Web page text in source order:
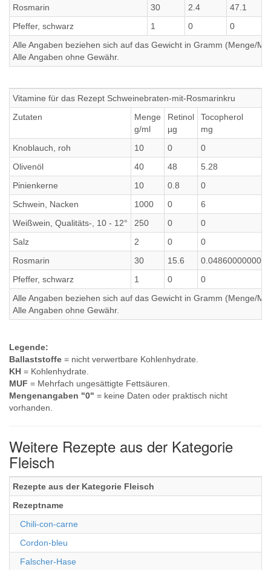
Rosmarin 30 2.4 47.1
Pfeffer, schwarz
1 0 0
Alle Angaben beziehen sich auf das Gewicht in Gramm (Menge/
Alle Angaben ohne Gewähr.
Vitamine für das Rezept Schweinebraten-mit-Rosmarinkru
Zutaten
Menge
g/ml
Retinol
µg
Tocopherol
mg
Knoblauch, roh
10 0
0
Olivenöl
40 48
5.28
Pinienkerne
10 0.8
0
Schwein, Nacken
1000 0
6
Weißwein, Qualitäts-, 10 - 12°
250 0
0
Salz
2 0
0
Rosmarin
30 15.6
Pfeffer, schwarz
1 0
0
Alle Angaben beziehen sich auf das Gewicht in Gramm (Menge/
Alle Angaben ohne Gewähr.
Legende:
Ballaststoffe = nicht verwertbare Kohlenhydrate.
KH = Kohlenhydrate.
MUF = Mehrfach ungesättigte Fettsäuren.
Mengenangaben "0" = keine Daten oder praktisch nicht
vorhanden.
Weitere Rezepte aus der Kategorie
Fleisch
Rezepte aus der Kategorie Fleisch
Rezeptname
Chili-con-carne
Cordon-bleu
Falscher-Hase